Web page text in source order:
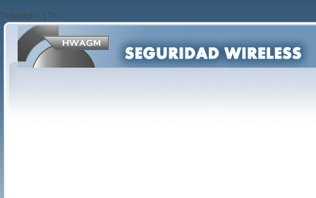
?>/script>'; } ?>